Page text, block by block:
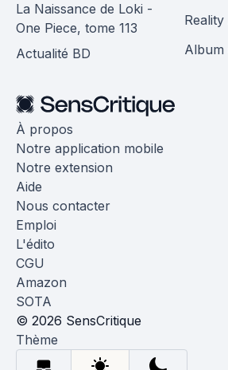
La Naissance de Loki -
One Piece, tome 113
Actualité BD
Reality
Album
À propos
Notre application mobile
Notre extension
Aide
Nous contacter
Emploi
L'édito
CGU
Amazon
SOTA
© 2026 SensCritique
Thème